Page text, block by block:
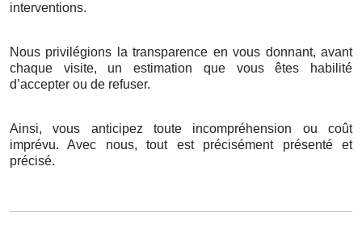
interventions.
Nous privilégions la transparence en vous donnant, avant
chaque visite, un estimation que vous êtes habilité
d’accepter ou de refuser.
Ainsi, vous anticipez toute incompréhension ou coût
imprévu. Avec nous, tout est précisément présenté et
précisé.